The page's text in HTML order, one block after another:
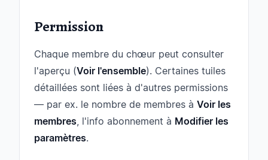
Permission
Chaque membre du chœur peut consulter
l'aperçu (Voir l'ensemble). Certaines tuiles
détaillées sont liées à d'autres permissions
— par ex. le nombre de membres à Voir les
membres, l'info abonnement à Modifier les
paramètres.